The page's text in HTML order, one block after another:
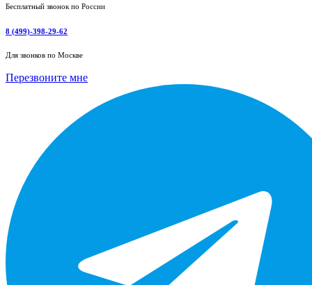
Бесплатный звонок по России
8 (499)-398-29-62
Для звонков по Москве
Перезвоните мне